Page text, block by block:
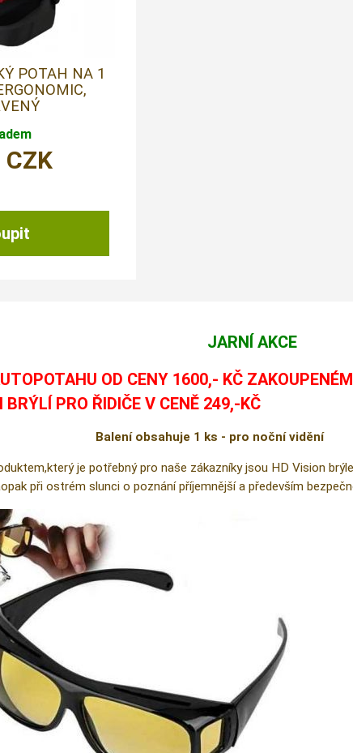
POTAH NA 1
CZK
JARNÍ AKCE
OD CENY 1600,- KČ
BRÝLÍ PRO ŘIDIČE V CENĚ 249,-KČ
Balení obsahuje 1 ks - pro noční vidění
je potřebný pro naše zákazníky jsou HD Vision
při ostrém slunci o poznání příjemnější a především